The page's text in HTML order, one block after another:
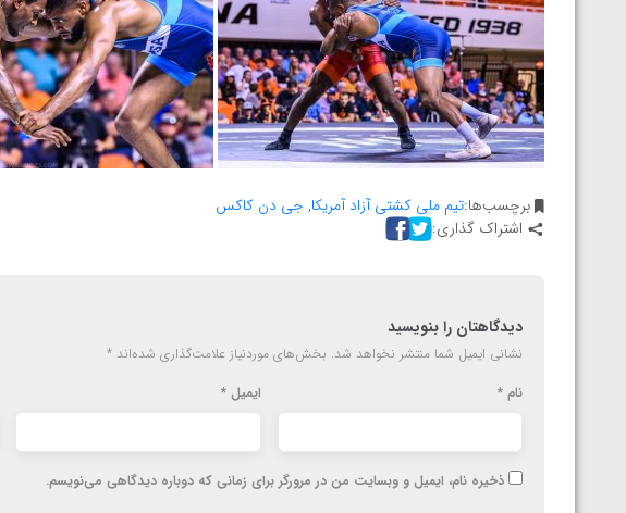
برچسب‌ها:تیم ملی کشتی آزاد آمریکا, جی دن کاکس
اشتراک گذاری:
دیدگاهتان را بنویسید
نشانی ایمیل شما منتشر نخواهد شد. بخش‌های موردنیاز علامت‌گذاری شده‌اند *
نام * ایمیل*
ذخیره نام، ایمیل و وبسایت من در مرورگر برای زمانی که دوباره دیدگاهی می‌نویسم.